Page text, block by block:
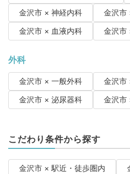
金沢市 × 神経内科
金沢市
金沢市 × 血液内科
金沢市
外科
金沢市 × 一般外科
金沢市
金沢市 × 泌尿器科
金沢市
こだわり条件から探す
金沢市 × 駅近・徒歩圏内